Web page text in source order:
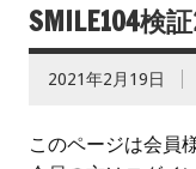
SMILE104検
2021年2月19日
このページは会員